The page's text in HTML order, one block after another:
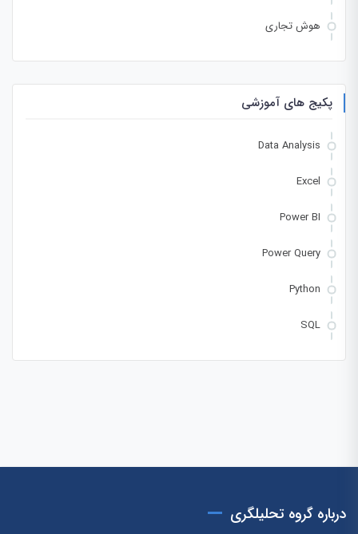
هوش تجاری
پکیج های آموزشی
Data Analysis
Excel
Power BI
Power Query
Python
SQL
درباره گروه تحلیلگری